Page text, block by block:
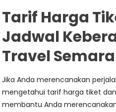
Tarif Harga
Jadwal
Travel
Jika Anda merencanakan
mengetahui tarif harga tiket
membantu Anda